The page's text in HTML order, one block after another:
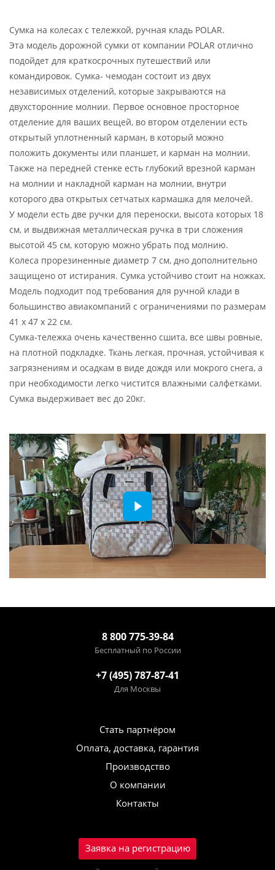
Сумка на колесах с тележкой, ручная кладь POLAR.
Эта модель дорожной сумки от компании POLAR отлично
подойдет для краткосрочных путешествий или
командировок. Сумка- чемодан состоит из двух
независимых отделений, которые закрываются на
двухсторонние молнии. Первое основное просторное
отделение для ваших вещей, во втором отделении есть
открытый уплотненный карман, в который можно
положить документы или планшет, и карман на молнии.
Также на передней стенке есть глубокий врезной карман
на молнии и накладной карман на молнии, внутри
которого два открытых сетчатых кармашка для мелочей.
У модели есть две ручки для переноски, высота которых 18
см, и выдвижная металлическая ручка в три сложения
высотой 45 см, которую можно убрать под молнию.
Колеса прорезиненные диаметр 7 см, дно дополнительно
защищено от истирания. Сумка устойчиво стоит на ножках.
Модель подходит под требования для ручной клади в
большинство авиакомпаний с ограничениями по размерам
41 x 47 x 22 см.
Сумка-тележка очень качественно сшита, все швы ровные,
на плотной подкладке. Ткань легкая, прочная, устойчивая к
загрязнениям и осадкам в виде дождя или мокрого снега, а
при необходимости легко чистится влажными салфетками.
Сумка выдерживает вес до 20кг.
8 800 775-39-84
Бесплатный по России
+7 (495) 787-87-41
Для Москвы
Стать партнёром
Оплата, доставка, гарантия
Производство
О компании
Контакты
Заявка на регистрацию